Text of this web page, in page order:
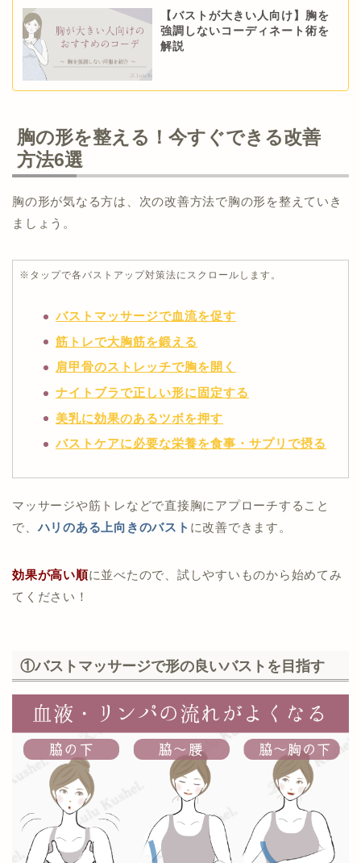
やすくなる
【バストが大きい人向け】胸を
強調しないコーディネート術を
解説
胸の形を整える！今すぐできる改善
方法6選
胸の形が気なる方は、次の改善方法で胸の形を整えていき
ましょう。
※タップで各バストアップ対策法にスクロールします。
バストマッサージで血流を促す
筋トレで大胸筋を鍛える
肩甲骨のストレッチで胸を開く
ナイトブラで正しい形に固定する
美乳に効果のあるツボを押す
バストケアに必要な栄養を食事・サプリで摂る
マッサージや筋トレなどで直接胸にアプローチすること
で、ハリのある上向きのバスト に改善できます。
効果が高い順に並べたので、試しやすいものから始めてみ
てください！
①バストマッサージで形の良いバストを目指す